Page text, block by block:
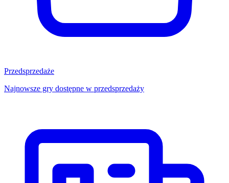
Przedsprzedaże
Najnowsze gry dostępne w przedsprzedaży